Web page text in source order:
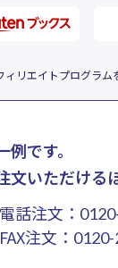
ィリエイトプログラ
です。
いただける
話注文：
注文：